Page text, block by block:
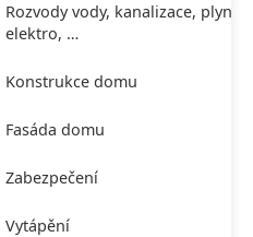
Rozvody vody, kanalizace, plynu,
elektro, …
Konstrukce domu
Fasáda domu
Zabezpečení
Vytápění